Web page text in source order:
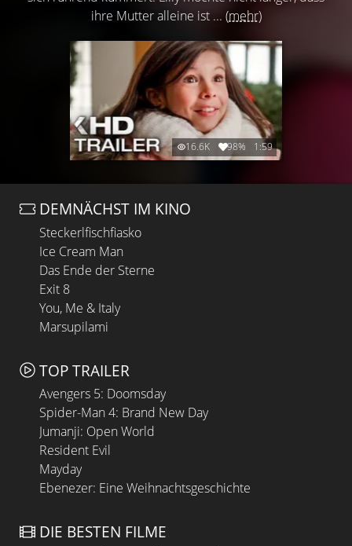
ihre Mutter alleine ist ... (mehr)
16.6K 98% 1:59
DEMNÄCHST IM KINO
Steckerlfischfiasko
Ice Cream Man
Das Ende der Sterne
Exit 8
You, Me & Italy
Marsupilami
TOP TRAILER
Avengers 5: Doomsday
Spider-Man 4: Brand New Day
Jumanji: Open World
Resident Evil
Mayday
Ebenezer: Eine Weihnachtsgeschichte
DIE BESTEN FILME